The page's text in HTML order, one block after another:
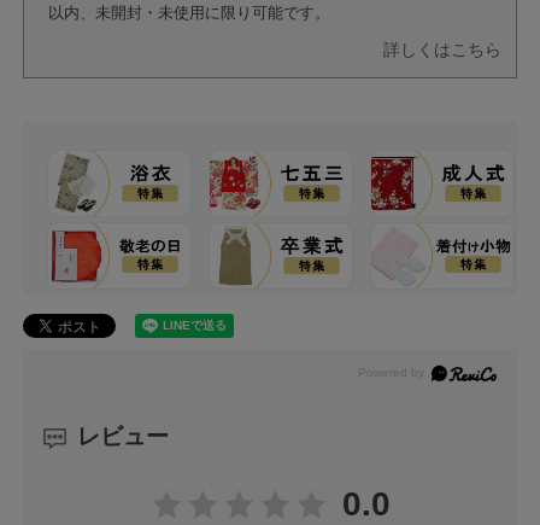
以内、未開封・未使用に限り可能です。
詳しくはこちら
レビュー
0.0